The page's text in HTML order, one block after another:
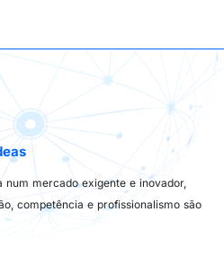
num mercado exigente e inovador,
competência e profissionalismo são